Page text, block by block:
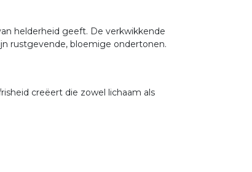
helderheid geeft. De verkwikkende
rustgevende, bloemige ondertonen.
creëert die zowel lichaam als